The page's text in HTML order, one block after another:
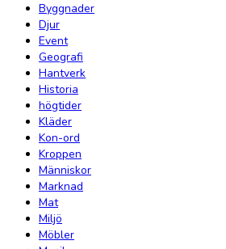
Byggnader
Djur
Event
Geografi
Hantverk
Historia
högtider
Kläder
Kon-ord
Kroppen
Människor
Marknad
Mat
Miljö
Möbler